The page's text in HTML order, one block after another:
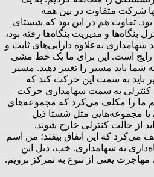
شرکت متفاوت در بین همه
تفاوت هم در این بود که شستای
بنگاه‌ها و مدیریت بنگاه‌ها رفته بود،
سهامداری به‌علاوه دارایی‌های ثابت و
رایج است. این برای ما یک خط مشی
شما باید مسیر را تغییر دهید. مسیر
باید به سمت این حرکت کند که
کنترلی به سمت سهامداری حرکت
ما را مکلف می‌کرد که مجموعه‌های
مجموعه‌هایی مثل شستا ذیل
از حالت کنترلی خارج شوند.
می‌کرد که این اتفاق بیفتد؛ من اسم
به سهامداری. خب، ذیل این
مهاجرت یعنی از تنوع به تمرکز برویم.